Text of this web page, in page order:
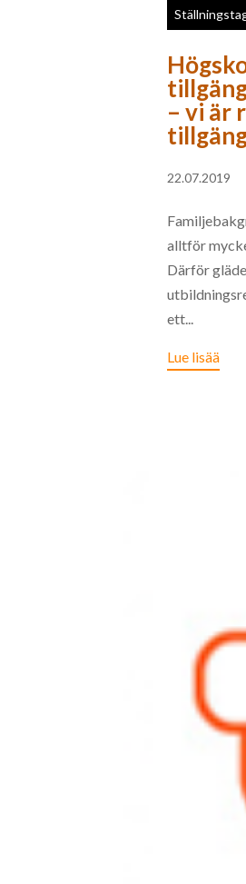
– vi är
22.07.2019
alltför
Därför
ett...
Lue lisää